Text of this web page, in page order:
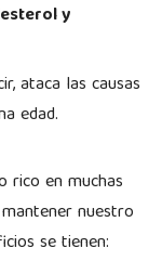
y
ataca las causas
edad.
rico en muchas
nuestro
se tienen: